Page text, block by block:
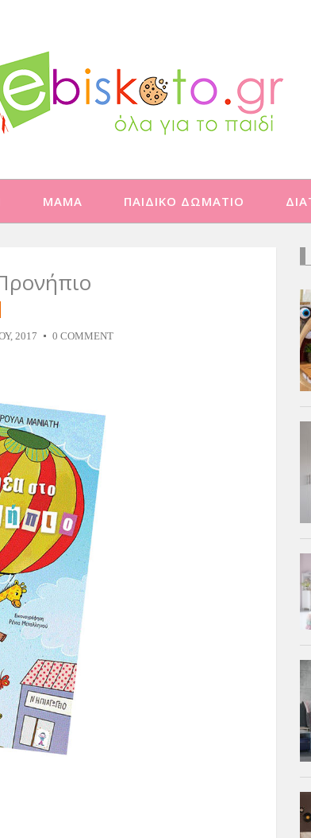
ΜΑΜΑ ΠΑΙΔΙΚΟ ΔΩΜΑΤΙΟ
2017 0 COMMENT